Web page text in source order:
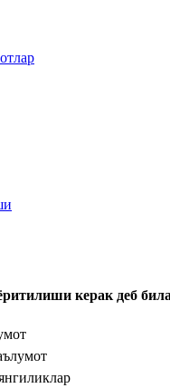
керак деб